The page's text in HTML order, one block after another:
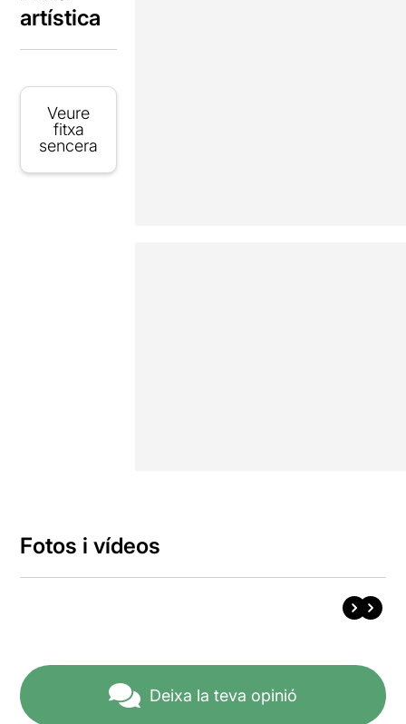
artística
Veure
fitxa
sencera
Fotos i vídeos
Deixa la teva opinió